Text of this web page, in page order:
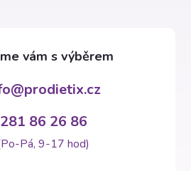
@prodietix.cz
281 86 26 86
Pá, 9-17 hod)